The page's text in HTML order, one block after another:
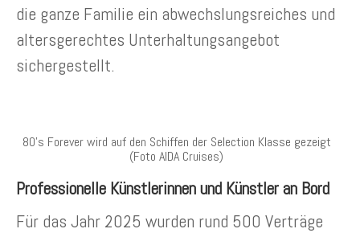
die ganze Familie ein abwechslungsreiches und
altersgerechtes Unterhaltungsangebot
sichergestellt.
80’s Forever wird auf den Schiffen der Selection Klasse gezeigt
(Foto AIDA Cruises)
Professionelle Künstlerinnen und Künstler an Bord
Für das Jahr 2025 wurden rund 500 Verträge